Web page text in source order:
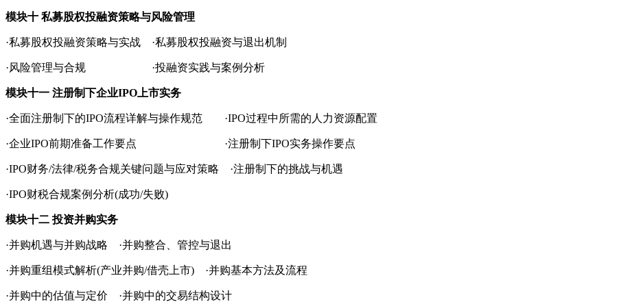
模块十 私募股权投融资策略与风险管理
·私募股权投融资策略与实战 ·私募股权投融资与退出机制
·风险管理与合规 ·投融资实践与案例分析
模块十一 注册制下企业IPO上市实务
·全面注册制下的IPO流程详解与操作规范 ·IPO过程中所需的人力资源配置
·企业IPO前期准备工作要点 ·注册制下IPO实务操作要点
·IPO财务/法律/税务合规关键问题与应对策略 ·注册制下的挑战与机遇
·IPO财税合规案例分析(成功/失败)
模块十二 投资并购实务
·并购机遇与并购战略 ·并购整合、管控与退出
·并购重组模式解析(产业并购/借壳上市) ·并购基本方法及流程
·并购中的估值与定价 ·并购中的交易结构设计